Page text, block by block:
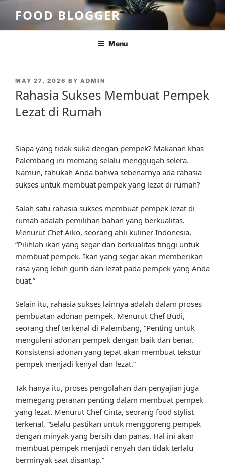
content
FOOD BLOGGER
Menu
POSTED
MAY 27, 2026 BY ADMIN
Rahasia Sukses Membuat Pempek
Lezat di Rumah
Siapa yang tidak suka dengan pempek? Makanan khas
Palembang ini memang selalu menggugah selera.
Namun, tahukah Anda bahwa sebenarnya ada rahasia
sukses untuk membuat pempek yang lezat di rumah?
Salah satu rahasia sukses membuat pempek lezat di
rumah adalah pemilihan bahan yang berkualitas.
Menurut Chef Aiko, seorang ahli kuliner Indonesia,
“Pilihlah ikan yang segar dan berkualitas tinggi untuk
membuat pempek. Ikan yang segar akan memberikan
rasa yang lebih gurih dan lezat pada pempek yang Anda
buat.”
Selain itu, rahasia sukses lainnya adalah dalam proses
pembuatan adonan pempek. Menurut Chef Budi,
seorang chef terkenal di Palembang, “Penting untuk
menguleni adonan pempek dengan baik dan benar.
Konsistensi adonan yang tepat akan membuat tekstur
pempek menjadi kenyal dan lezat.”
Tak hanya itu, proses pengolahan dan penyajian juga
memegang peranan penting dalam membuat pempek
yang lezat. Menurut Chef Cinta, seorang food stylist
terkenal, “Selalu pastikan untuk menggoreng pempek
dengan minyak yang bersih dan panas. Hal ini akan
membuat pempek menjadi renyah dan tidak terlalu
berminyak saat disantap.”